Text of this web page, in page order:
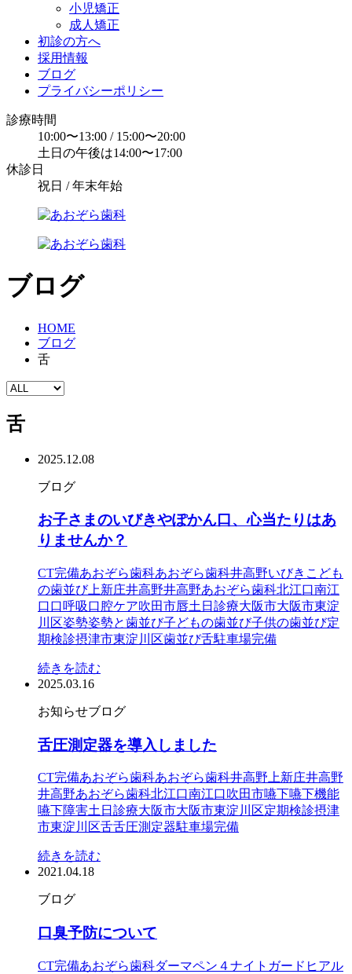
小児矯正
成人矯正
初診の方へ
採用情報
ブログ
プライバシーポリシー
診療時間
10:00〜13:00 / 15:00〜20:00
土日の午後は14:00〜17:00
休診日
祝日 / 年末年始
ブログ
HOME
ブログ
舌
舌
2025.12.08
ブログ
お子さまのいびきやぽかん口、心当たりはあ
りませんか？
CT完備あおぞら歯科あおぞら歯科井高野いびき こども
の歯並び上新庄井高野井高野あおぞら歯科北江口南江
口口呼吸口腔ケア吹田市唇土日診療大阪市大阪市東淀
川区姿勢姿勢と歯並び子どもの歯並び子供の歯並び定
期検診摂津市東淀川区歯並び舌駐車場完備
続きを読む
2025.03.16
お知らせブログ
舌圧測定器を導入しました
CT完備あおぞら歯科あおぞら歯科井高野 上新庄井高野
井高野あおぞら歯科北江口南江口吹田市嚥下嚥下機能
嚥下障害土日診療大阪市大阪市東淀川区定期検診摂津
市東淀川区舌舌圧測定器駐車場完備
続きを読む
2021.04.18
ブログ
口臭予防について
CT完備あおぞら歯科ダーマペン４ナイトガード ヒアル